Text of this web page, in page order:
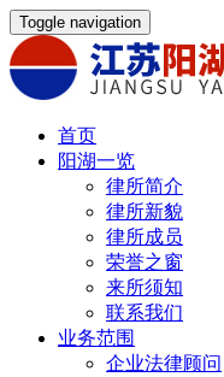
Toggle navigation
首页
阳湖一览
律所简介
律所新貌
律所成员
荣誉之窗
来所须知
联系我们
业务范围
企业法律顾问